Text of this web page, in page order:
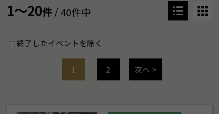
1～20件/ 40件中
終了したイベントを除く
1 2 次へ >